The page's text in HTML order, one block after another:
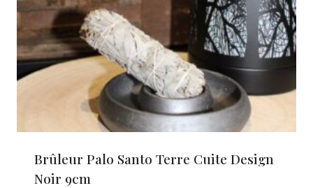
Brûleur Palo Santo Terre Cuite Design
Noir 9cm